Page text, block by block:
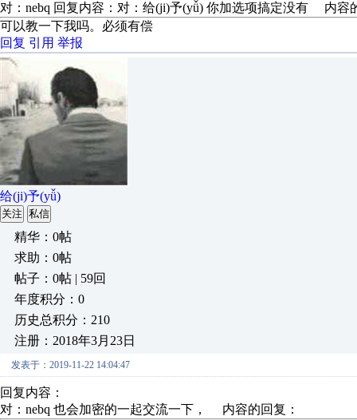
对：nebq 回复内容：对：给(ji)予(yǚ) 你加选项搞定没有 内
可以教一下我吗。必须有偿
回复 引用 举报
给(ji)予(yǚ)
关注 私信
精华：0帖
求助：0帖
帖子：0帖 | 59回
年度积分：0
历史总积分：210
注册：2018年3月23日
发表于：2019-11-22 14:04:47
回复内容：
对：nebq 也会加密的一起交流一下， 内容的回复：